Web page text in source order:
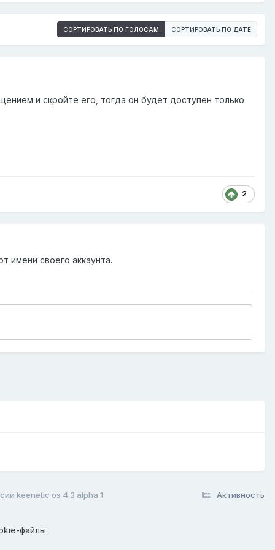
СОРТИРОВАТЬ ПО ГОЛОСАМ СОРТИРОВАТЬ ПО ДАТЕ
и скройте его, тогда он будет доступен только
2
имени своего аккаунта.
Активность
keenetic os 4.3 alpha 1
файлы